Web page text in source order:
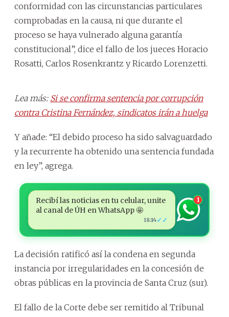
conformidad con las circunstancias particulares
comprobadas en la causa, ni que durante el
proceso se haya vulnerado alguna garantía
constitucional”, dice el fallo de los jueces Horacio
Rosatti, Carlos Rosenkrantz y Ricardo Lorenzetti.
Lea más: Si se confirma sentencia por corrupción
contra Cristina Fernández, sindicatos irán a huelga
Y añade: “El debido proceso ha sido salvaguardado
y la recurrente ha obtenido una sentencia fundada
en ley”, agrega.
Recibí las noticias en tu celular, unite
al canal de ÚH en WhatsApp 🤩
18:14✓✓
1
La decisión ratificó así la condena en segunda
instancia por irregularidades en la concesión de
obras públicas en la provincia de Santa Cruz (sur).
El fallo de la Corte debe ser remitido al Tribunal